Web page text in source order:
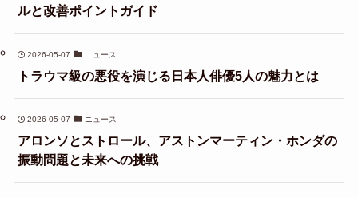
ルと改善ポイントガイド
2026-05-07 ニュース
トラウマ級の悪役を演じる日本人俳優5人の魅力とは
2026-05-07 ニュース
アロンソとストロール、アストンマーティン・ホンダの
振動問題と未来への挑戦